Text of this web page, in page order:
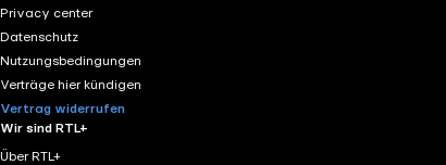
Privacy center
Datenschutz
Nutzungsbedingungen
Verträge hier kündigen
Vertrag widerrufen
Wir sind RTL+
Über RTL+